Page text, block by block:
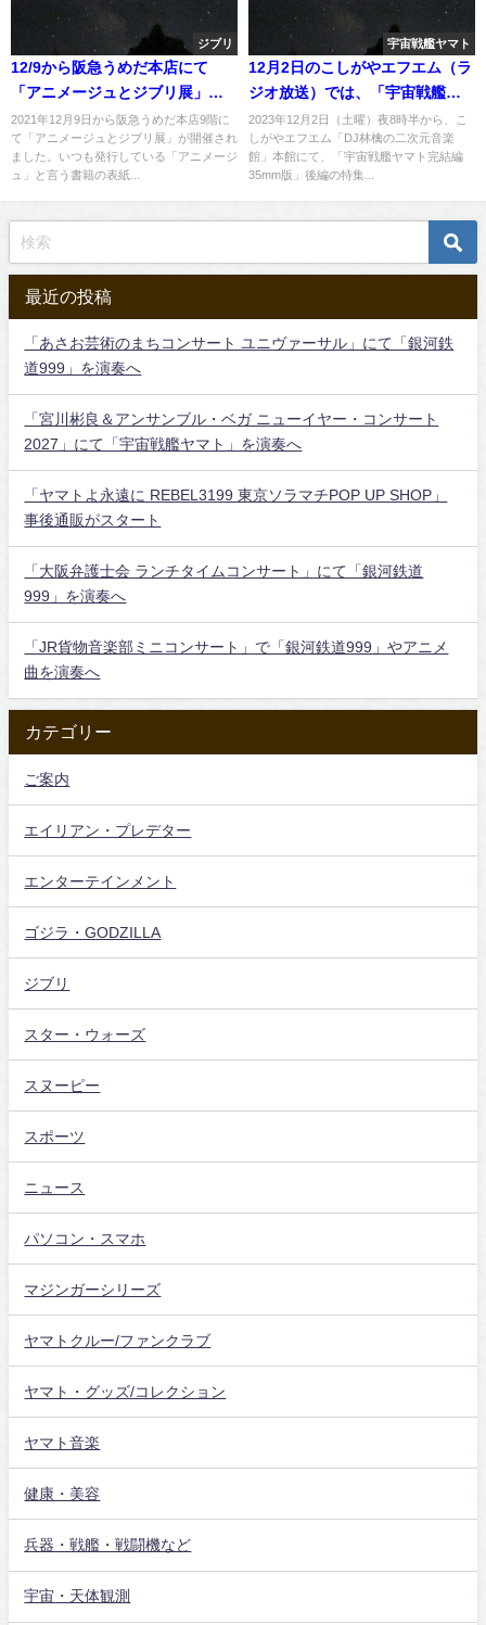
ジブリ
12/9から阪急うめだ本店にて
「アニメージュとジブリ展」が
開催中
2021年12月9日から阪急うめだ本店9階に
て「アニメージュとジブリ展」が開催され
ました。いつも発行している「アニメージ
ュ」と言う書籍の表紙...
宇宙戦艦ヤマト
12月2日のこしがやエフエム（ラ
ジオ放送）では、「宇宙戦艦ヤ
マト完結編 35mm版」後編の特
集を放送予定へ
2023年12月2日（土曜）夜8時半から、こ
しがやエフエム「DJ林檎の二次元音楽
館」本館にて、「宇宙戦艦ヤマト完結編
35mm版」後編の特集...
最近の投稿
「あさお芸術のまちコンサート ユニヴァーサル」にて「銀河鉄
道999」を演奏へ
「宮川彬良＆アンサンブル・ベガ ニューイヤー・コンサート
2027」にて「宇宙戦艦ヤマト」を演奏へ
「ヤマトよ永遠に REBEL3199 東京ソラマチPOP UP SHOP」
事後通販がスタート
「大阪弁護士会 ランチタイムコンサート」にて「銀河鉄道
999」を演奏へ
「JR貨物音楽部ミニコンサート」で「銀河鉄道999」やアニメ
曲を演奏へ
カテゴリー
ご案内
エイリアン・プレデター
エンターテインメント
ゴジラ・GODZILLA
ジブリ
スター・ウォーズ
スヌーピー
スポーツ
ニュース
パソコン・スマホ
マジンガーシリーズ
ヤマトクルー/ファンクラブ
ヤマト・グッズ/コレクション
ヤマト音楽
健康・美容
兵器・戦艦・戦闘機など
宇宙・天体観測